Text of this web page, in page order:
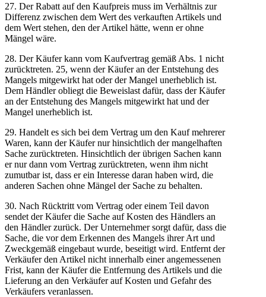
27. Der Rabatt auf den Kaufpreis muss im Verhältnis zur
Differenz zwischen dem Wert des verkauften Artikels und
dem Wert stehen, den der Artikel hätte, wenn er ohne
Mängel wäre.
28. Der Käufer kann vom Kaufvertrag gemäß Abs. 1 nicht
zurücktreten. 25, wenn der Käufer an der Entstehung des
Mangels mitgewirkt hat oder der Mangel unerheblich ist.
Dem Händler obliegt die Beweislast dafür, dass der Käufer
an der Entstehung des Mangels mitgewirkt hat und der
Mangel unerheblich ist.
29. Handelt es sich bei dem Vertrag um den Kauf mehrerer
Waren, kann der Käufer nur hinsichtlich der mangelhaften
Sache zurücktreten. Hinsichtlich der übrigen Sachen kann
er nur dann vom Vertrag zurücktreten, wenn ihm nicht
zumutbar ist, dass er ein Interesse daran haben wird, die
anderen Sachen ohne Mängel der Sache zu behalten.
30. Nach Rücktritt vom Vertrag oder einem Teil davon
sendet der Käufer die Sache auf Kosten des Händlers an
den Händler zurück. Der Unternehmer sorgt dafür, dass die
Sache, die vor dem Erkennen des Mangels ihrer Art und
Zweckgemäß eingebaut wurde, beseitigt wird. Entfernt der
Verkäufer den Artikel nicht innerhalb einer angemessenen
Frist, kann der Käufer die Entfernung des Artikels und die
Lieferung an den Verkäufer auf Kosten und Gefahr des
Verkäufers veranlassen.